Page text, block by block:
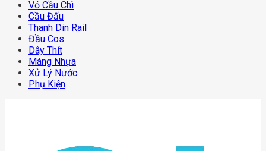
Vỏ Cầu Chì
Cầu Đấu
Thanh Din Rail
Đầu Cos
Dây Thít
Máng Nhựa
Xử Lý Nước
Phụ Kiện